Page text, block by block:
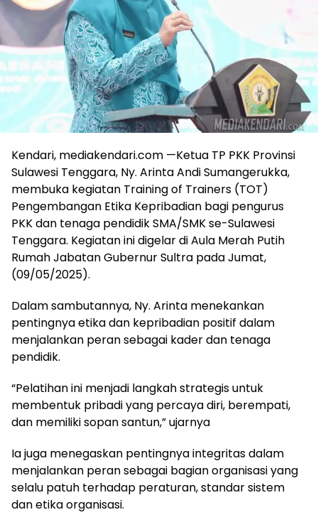
Kendari, mediakendari.com —Ketua TP PKK Provinsi
Sulawesi Tenggara, Ny. Arinta Andi Sumangerukka,
membuka kegiatan Training of Trainers (TOT)
Pengembangan Etika Kepribadian bagi pengurus
PKK dan tenaga pendidik SMA/SMK se-Sulawesi
Tenggara. Kegiatan ini digelar di Aula Merah Putih
Rumah Jabatan Gubernur Sultra pada Jumat,
(09/05/2025).
Dalam sambutannya, Ny. Arinta menekankan
pentingnya etika dan kepribadian positif dalam
menjalankan peran sebagai kader dan tenaga
pendidik.
“Pelatihan ini menjadi langkah strategis untuk
membentuk pribadi yang percaya diri, berempati,
dan memiliki sopan santun,” ujarnya
Ia juga menegaskan pentingnya integritas dalam
menjalankan peran sebagai bagian organisasi yang
selalu patuh terhadap peraturan, standar sistem
dan etika organisasi.